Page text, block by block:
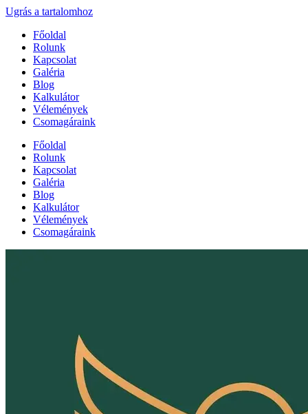
Ugrás a tartalomhoz
Főoldal
Rolunk
Kapcsolat
Galéria
Blog
Kalkulátor
Vélemények
Csomagáraink
Főoldal
Rolunk
Kapcsolat
Galéria
Blog
Kalkulátor
Vélemények
Csomagáraink